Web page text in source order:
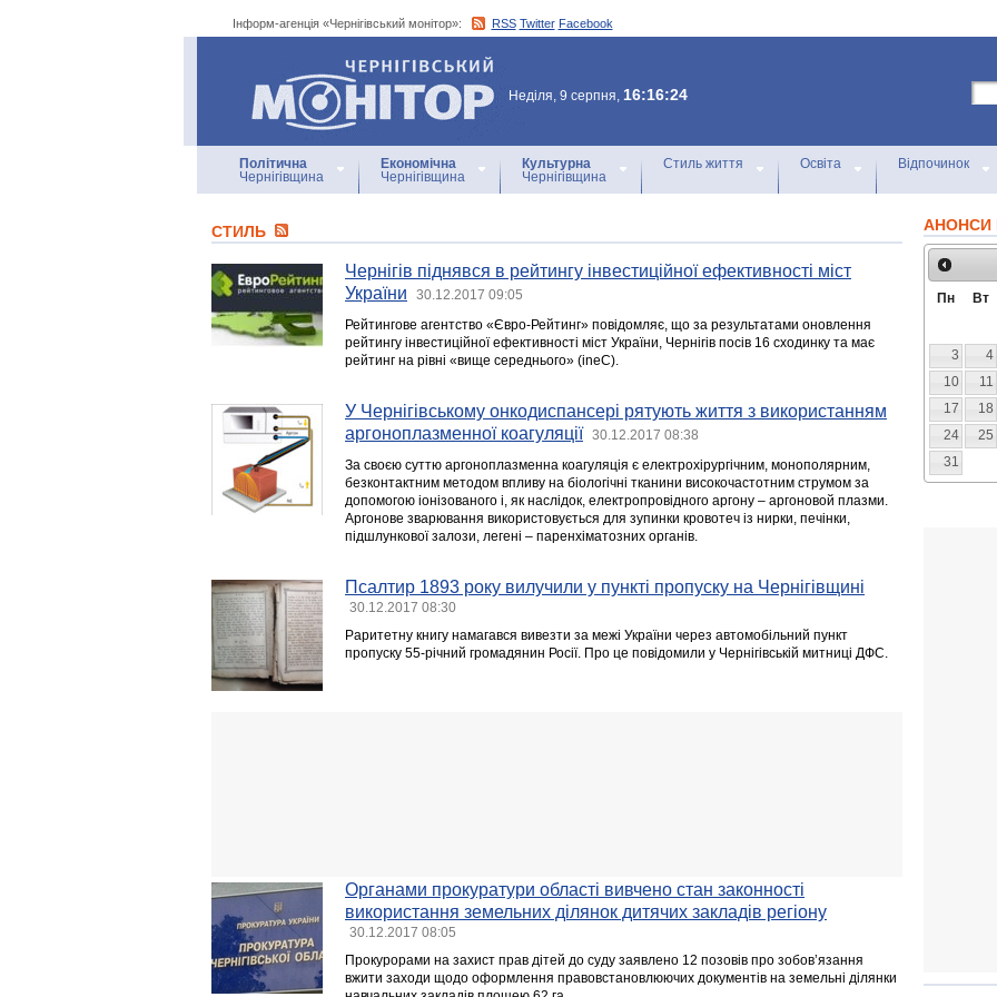
Інформ-агенція «Чернігівський монітор»: RSS Twitter Facebook
Інформ-агенція
«Чернігівський монітор»
Неділя, 9 серпня, 16:16:24
Політична
Чернігівщина
Економічна
Чернігівщина
Культурна
Чернігівщина
Стиль життя Освіта Відпочинок
СТИЛЬ
Чернігів піднявся в рейтингу інвестиційної ефективності міст
України
30.12.2017 09:05
Рейтингове агентство «Євро-Рейтинг» повідомляє, що за результатами оновлення
рейтингу інвестиційної ефективності міст України, Чернігів посів 16 сходинку та має
рейтинг на рівні «вище середнього» (ineС).
У Чернігівському онкодиспансері рятують життя з використанням
аргоноплазменної коагуляції
30.12.2017 08:38
За своєю суттю аргоноплазменна коагуляція є електрохірургічним, монополярним,
безконтактним методом впливу на біологічні тканини високочастотним струмом за
допомогою іонізованого і, як наслідок, електропровідного аргону – аргоновой плазми.
Аргонове зварювання використовується для зупинки кровотеч із нирки, печінки,
підшлункової залози, легені – паренхіматозних органів.
Псалтир 1893 року вилучили у пункті пропуску на Чернігівщині
30.12.2017 08:30
Раритетну книгу намагався вивезти за межі України через автомобільний пункт
пропуску 55-річний громадянин Росії. Про це повідомили у Чернігівській митниці ДФС.
Органами прокуратури області вивчено стан законності
використання земельних ділянок дитячих закладів регіону
30.12.2017 08:05
Прокурорами на захист прав дітей до суду заявлено 12 позовів про зобов’язання
вжити заходи щодо оформлення правовстановлюючих документів на земельні ділянки
АНОНСИ
Пн Вт
3
4
10
11
17
18
24
25
31